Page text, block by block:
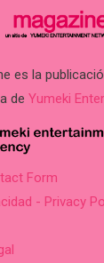
es la
de Yumeki
Form
- Privacy